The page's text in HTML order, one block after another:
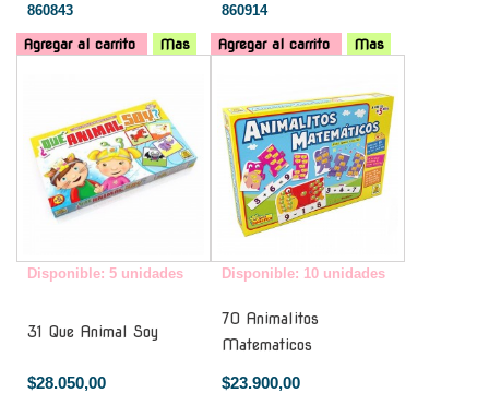
860843
Agregar al carrito Mas
860914
Agregar al carrito
Mas
Disponible: 5 unidades
31 Que Animal Soy
$28.050,00
Disponible: 10 unidades
70 Animalitos
Matematicos
$23.900,00